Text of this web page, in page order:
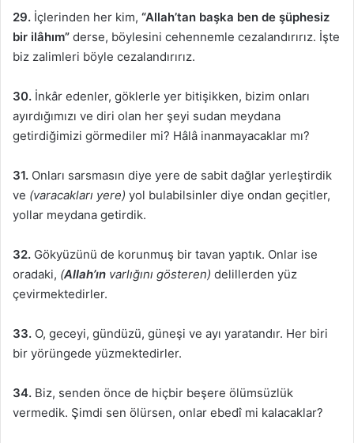
29. İçlerinden her kim, “Allah’tan başka ben de şüphesiz
bir ilâhım” derse, böylesini cehennemle cezalandırırız. İşte
biz zalimleri böyle cezalandırırız.
30. İnkâr edenler, göklerle yer bitişikken, bizim onları
ayırdığımızı ve diri olan her şeyi sudan meydana
getirdiğimizi görmediler mi? Hâlâ inanmayacaklar mı?
31. Onları sarsmasın diye yere de sabit dağlar yerleştirdik
ve (varacakları yere) yol bulabilsinler diye ondan geçitler,
yollar meydana getirdik.
32. Gökyüzünü de korunmuş bir tavan yaptık. Onlar ise
oradaki, (Allah’ın varlığını gösteren) delillerden yüz
çevirmektedirler.
33. O, geceyi, gündüzü, güneşi ve ayı yaratandır. Her biri
bir yörüngede yüzmektedirler.
34. Biz, senden önce de hiçbir beşere ölümsüzlük
vermedik. Şimdi sen ölürsen, onlar ebedî mi kalacaklar?